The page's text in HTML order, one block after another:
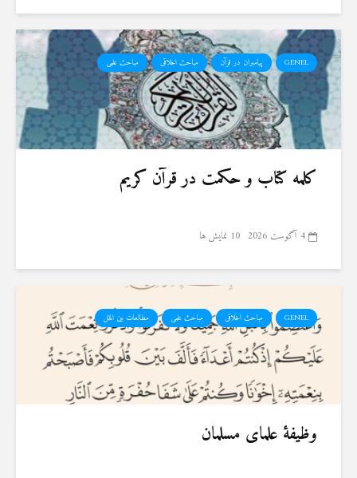
GENEL پیامبران در قرآن مباحث اخلاقی مباحث علمی
کلمه کتاب و حکمت در قرآن کریم
4 آگوست 2026 10 نمایش ها
GENEL مباحث اخلاقی مباحث علمی مطالعات بین الملل
وظیفهٔ علمای مسلمان